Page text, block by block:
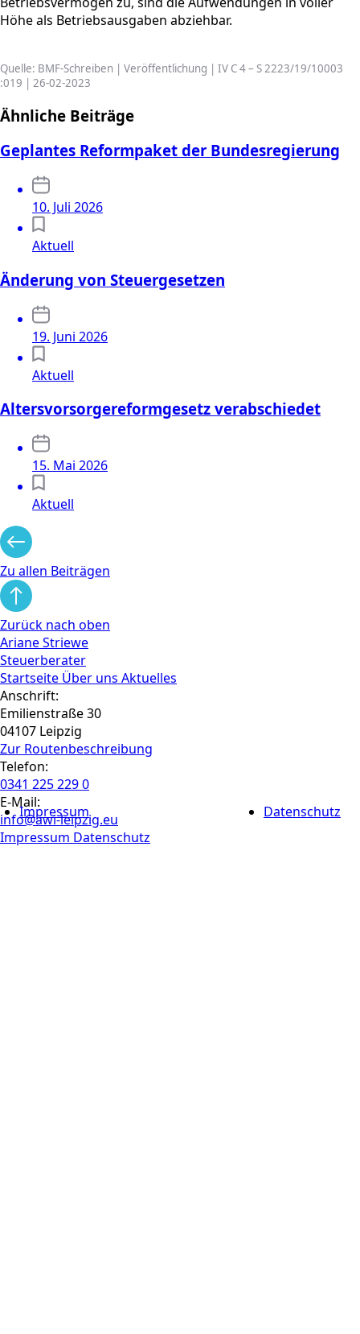
Impressum Datenschutz
Höhe als Betriebsausgaben abziehbar.
Quelle: BMF-Schreiben | Veröffentlichung | IV C 4 – S 2223/19/10003
:019 | 26-02-2023
Ähnliche Beiträge
Geplantes Reformpaket der Bundesregierung
10. Juli 2026
Aktuell
Änderung von Steuergesetzen
19. Juni 2026
Aktuell
Altersvorsorgereformgesetz verabschiedet
15. Mai 2026
Aktuell
Zu allen Beiträgen
Zurück nach oben
Ariane Striewe
Steuerberater
Startseite Über uns Aktuelles
Anschrift:
Emilienstraße 30
04107 Leipzig
Zur Routen­beschreibung
Telefon:
0341 225 229 0
E-Mail:
info@awi-leipzig.eu
Impressum Datenschutz